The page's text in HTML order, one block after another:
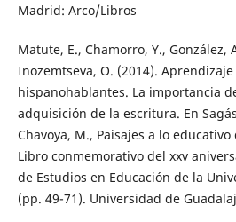
Madrid: Arco/Libros
Matute, E., Chamorro, Y., González,
Inozemtseva, O. (2014).
hispanohablantes. La importancia
adquisición de la escritura. En
Chavoya, M., Paisajes a lo
Libro conmemorativo del xxv
de Estudios en Educación de la
(pp. 49-71). Universidad de